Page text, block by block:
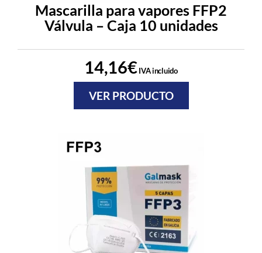
Mascarilla para vapores FFP2
Válvula – Caja 10 unidades
14,16€IVA incluido
VER PRODUCTO